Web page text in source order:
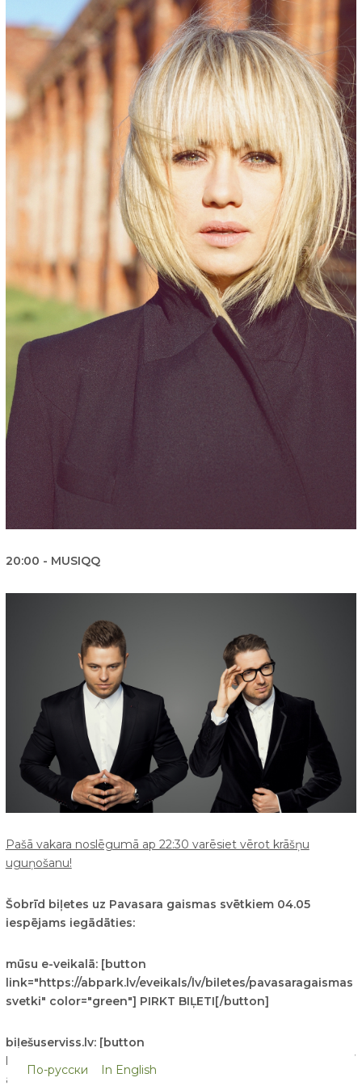
20:00 - MUSIQQ
Pašā vakara noslēgumā ap 22:30 varēsiet vērot krāšņu
uguņošanu!
Šobrīd biļetes uz Pavasara gaismas svētkiem 04.05
iespējams iegādāties:
mūsu e-veikalā: [button
link="https://abpark.lv/eveikals/lv/biletes/pavasaragaismas
svetki" color="green"] PIRKT BIĻETI[/button]
biļešuserviss.lv: [button
link="https://www.bilesuserviss.lv/lat/biletes/gimenei/sovs/
abpark-pavasara-gaismas-svetki-248591/" color="green"]
По-русски In English